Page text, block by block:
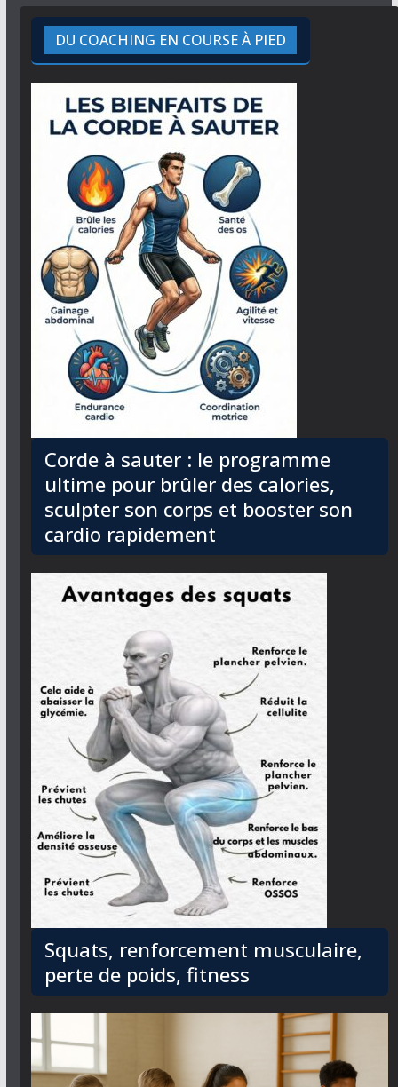
DU COACHING EN COURSE À PIED
Corde à sauter : le programme
ultime pour brûler des calories,
sculpter son corps et booster son
cardio rapidement
Squats, renforcement musculaire,
perte de poids, fitness